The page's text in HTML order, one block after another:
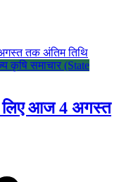
कृषि समाचार (State
लिए आज 4 अगस्त